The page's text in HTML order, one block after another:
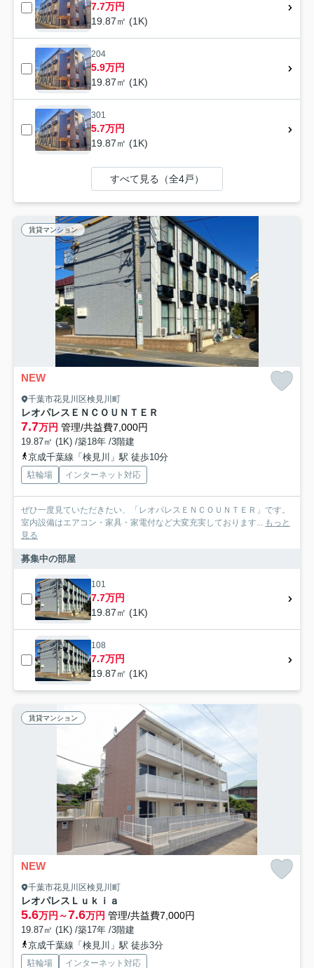
7.7万円
19.87㎡ (1K)
204
5.9万円
19.87㎡ (1K)
301
5.7万円
19.87㎡ (1K)
すべて見る（全4戸）
賃貸マンション
NEW
千葉市花見川区検見川町
レオパレスＥＮＣＯＵＮＴＥＲ
7.7万円 管理/共益費7,000円
19.87㎡ (1K) /築18年 /3階建
京成千葉線「検見川」駅 徒歩10分
駐輪場 インターネット対応
ぜひ一度見ていただきたい、「レオパレスＥＮＣＯＵＮＴＥＲ」です。
室内設備はエアコン・家具・家電付など大変充実しております... もっと
見る
募集中の部屋
101
7.7万円
19.87㎡ (1K)
108
7.7万円
19.87㎡ (1K)
賃貸マンション
NEW
千葉市花見川区検見川町
レオパレスＬｕｋｉａ
5.6万円～7.6万円 管理/共益費7,000円
19.87㎡ (1K) /築17年 /3階建
京成千葉線「検見川」駅 徒歩3分
駐輪場 インターネット対応